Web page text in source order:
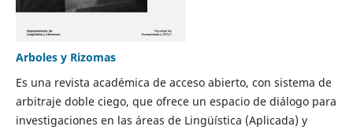
Arboles y Rizomas
Es una revista académica de acceso abierto, con sistema de
arbitraje doble ciego, que ofrece un espacio de diálogo para
investigaciones en las áreas de Lingüística (Aplicada) y